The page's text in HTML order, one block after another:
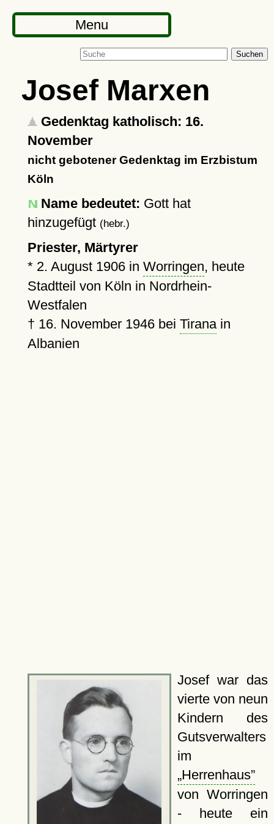
Menu
Suchen
Josef Marxen
Gedenktag katholisch: 16.
November
nicht gebotener Gedenktag im Erzbistum
Köln
Name bedeutet: Gott hat
hinzugefügt (hebr.)
Priester, Märtyrer
* 2. August 1906in Worringen, heute
Stadtteil von Köln in Nordrhein-
Westfalen
† 16. November 1946bei Tiranain
Albanien
Josef war das
vierte von neun
Kindern des
Gutsverwalters
im
Herrenhaus
von Worringen
- heute ein